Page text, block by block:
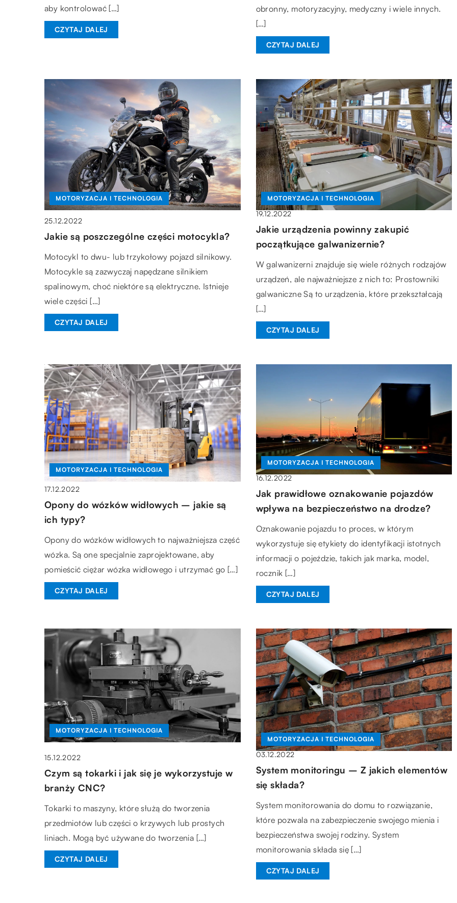
aby kontrolować […]
CZYTAJ DALEJ
obronny, motoryzacyjny, medyczny i wiele innych.
[…]
CZYTAJ DALEJ
MOTORYZACJA I TECHNOLOGIA
25.12.2022
Jakie są poszczególne części motocykla?
Motocykl to dwu- lub trzykołowy pojazd silnikowy.
Motocykle są zazwyczaj napędzane silnikiem
spalinowym, choć niektóre są elektryczne. Istnieje
wiele części […]
CZYTAJ DALEJ
MOTORYZACJA I TECHNOLOGIA
19.12.2022
Jakie urządzenia powinny zakupić
początkujące galwanizernie?
W galwanizerni znajduje się wiele różnych rodzajów
urządzeń, ale najważniejsze z nich to: Prostowniki
galwaniczne Są to urządzenia, które przekształcają
[…]
CZYTAJ DALEJ
MOTORYZACJA I TECHNOLOGIA
17.12.2022
Opony do wózków widłowych – jakie są
ich typy?
Opony do wózków widłowych to najważniejsza część
wózka. Są one specjalnie zaprojektowane, aby
pomieścić ciężar wózka widłowego i utrzymać go […]
CZYTAJ DALEJ
MOTORYZACJA I TECHNOLOGIA
16.12.2022
Jak prawidłowe oznakowanie pojazdów
wpływa na bezpieczeństwo na drodze?
Oznakowanie pojazdu to proces, w którym
wykorzystuje się etykiety do identyfikacji istotnych
informacji o pojeździe, takich jak marka, model,
rocznik […]
CZYTAJ DALEJ
MOTORYZACJA I TECHNOLOGIA
15.12.2022
Czym są tokarki i jak się je wykorzystuje w
branży CNC?
Tokarki to maszyny, które służą do tworzenia
przedmiotów lub części o krzywych lub prostych
liniach. Mogą być używane do tworzenia […]
CZYTAJ DALEJ
MOTORYZACJA I TECHNOLOGIA
03.12.2022
System monitoringu – Z jakich elementów
się składa?
System monitorowania do domu to rozwiązanie,
które pozwala na zabezpieczenie swojego mienia i
bezpieczeństwa swojej rodziny. System
monitorowania składa się […]
CZYTAJ DALEJ